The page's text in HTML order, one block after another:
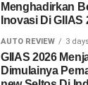
Menghadirkan
Inovasi Di GIIAS
AUTO REVIEW 3
GIIAS 2026
Dimulainya